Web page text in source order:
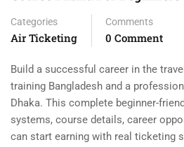
Categories
Air Ticketing
Comments
0 Comment
Build a successful career in the
training Bangladesh and a
Dhaka. This complete beginner-
systems, course details, career
can start earning with real ticketing